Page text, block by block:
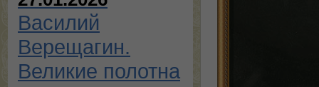
Василий
Верещагин.
Великие полотна